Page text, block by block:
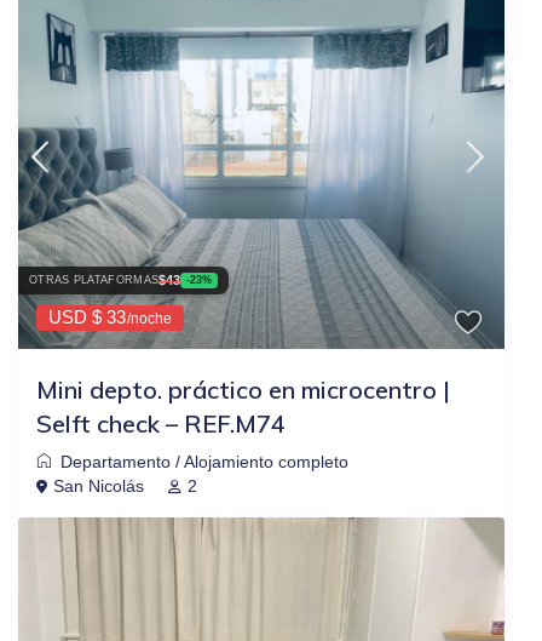
OTRAS PLATAFORMAS$43 -23%
USD $ 33/noche
Mini depto. práctico en microcentro |
Selft check – REF.M74
Departamento /Alojamiento completo
San Nicolás
2